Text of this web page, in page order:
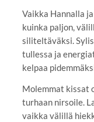
Vaikka Hannalla
kuinka paljon,
siliteltäväksi.
tullessa ja
kelpaa
Molemmat kissat
turhaan nirsoile.
vaikka välillä